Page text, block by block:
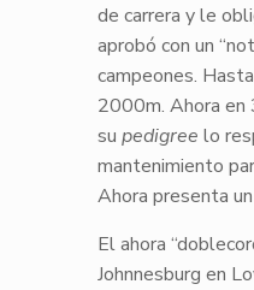
de carrera y le
aprobó con un
campeones.
2000m. Ahora en
su pedigree lo
mantenimiento
Ahora presenta
El ahora
Johnnesburg en